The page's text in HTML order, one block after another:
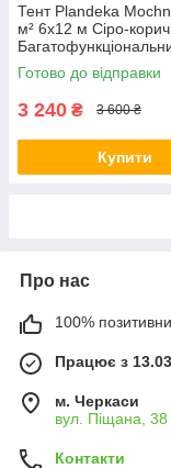
Тент Plandeka
м² 6х12 м Сіро-
Тент покривний для
Готово до відправки
3 240 ₴ 3 600 ₴
Купити
Про нас
100%
Працює з
м. Черкаси
вул. Піщана, 38
Контакти